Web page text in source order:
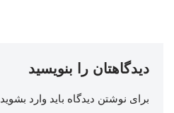
دیدگاهتان را بنویسید
برای نوشتن دیدگاه باید وارد بشوید